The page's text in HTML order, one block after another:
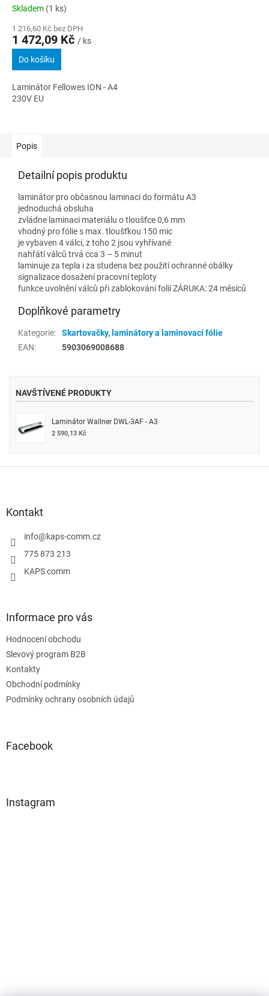
Skladem (1 ks)
1 216,60 Kč bez DPH
1 472,09 Kč / ks
Do košíku
Laminátor Fellowes ION - A4
230V EU
Popis
Detailní popis produktu
laminátor pro občasnou laminaci do formátu A3
jednoduchá obsluha
zvládne laminaci materiálu o tloušťce 0,6 mm
vhodný pro fólie s max. tloušťkou 150 mic
je vybaven 4 válci, z toho 2 jsou vyhřívané
nahřátí válců trvá cca 3 – 5 minut
laminuje za tepla i za studena bez použití ochranné obálky
signalizace dosažení pracovní teploty
funkce uvolnění válců při zablokování folií ZÁRUKA: 24 měsíců
Doplňkové parametry
Kategorie:
Skartovačky, laminátory a laminovací fólie
EAN: 5903069008688
NAVŠTÍVENÉ PRODUKTY
Laminátor Wallner DWL-3AF - A3
2 590,13 Kč
Kontakt
info@kaps-comm.cz
775 873 213
KAPS comm
Informace pro vás
Hodnocení obchodu
Slevový program B2B
Kontakty
Obchodní podmínky
Podmínky ochrany osobních údajů
Facebook
Instagram